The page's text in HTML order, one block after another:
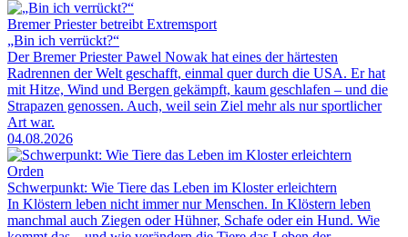
Bremer Priester betreibt Extremsport
„Bin ich verrückt?“
Der Bremer Priester Pawel Nowak hat eines der härtesten
Radrennen der Welt geschafft, einmal quer durch die USA. Er hat
mit Hitze, Wind und Bergen gekämpft, kaum geschlafen – und die
Strapazen genossen. Auch, weil sein Ziel mehr als nur sportlicher
Art war.
04.08.2026
Orden
Schwerpunkt: Wie Tiere das Leben im Kloster erleichtern
In Klöstern leben nicht immer nur Menschen. In Klöstern leben
manchmal auch Ziegen oder Hühner, Schafe oder ein Hund. Wie